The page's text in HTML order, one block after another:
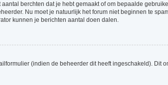
berchten dat je hebt gemaakt of om bepaalde
Nu moet je natuurlijk het forum niet beginnen te
kunnen je berichten aantal doen dalen.
(indien de beheerder dit heeft ingeschakeld). Dit